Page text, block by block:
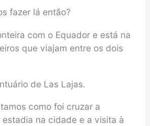
fazer lá então?
com o Equador e está na
que viajam entre os dois
de Las Lajas.
como foi cruzar a
na cidade e a visita à